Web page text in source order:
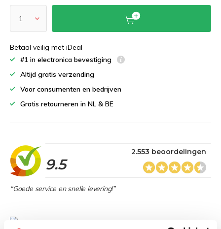
Betaal veilig met iDeal
#1 in electronica bevestiging
Altijd gratis verzending
Voor consumenten en bedrijven
Gratis retourneren in NL & BE
9.5
2.553 beoordelingen
“Goede service en snelle levering!”